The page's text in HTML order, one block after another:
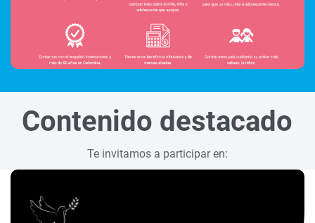
Contenido destacado
Te invitamos a participar en: